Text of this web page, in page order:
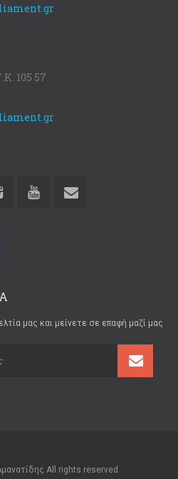
105 57
μας και μείνετε σε επαφή μαζί μας
All rights reserved